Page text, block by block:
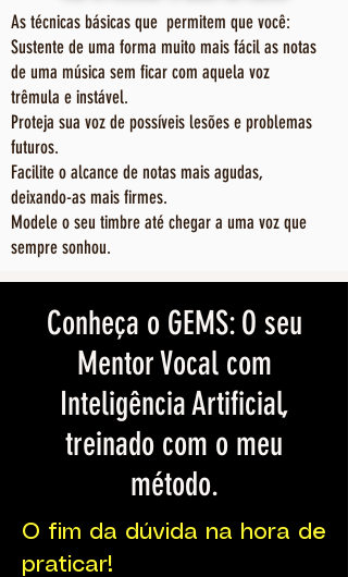
As técnicas básicas que permitem que você:
Sustente de uma forma muito mais fácil as notas
de uma música sem ficar com aquela voz
trêmula e instável.
Proteja sua voz de possíveis lesões e problemas
futuros.
Facilite o alcance de notas mais agudas,
deixando-as mais firmes.
Modele o seu timbre até chegar a uma voz que
sempre sonhou.
Conheça o GEMS: O seu
Mentor Vocal com
Inteligência Artificial,
treinado com o meu
método.
O fim da dúvida na hora de
praticar!